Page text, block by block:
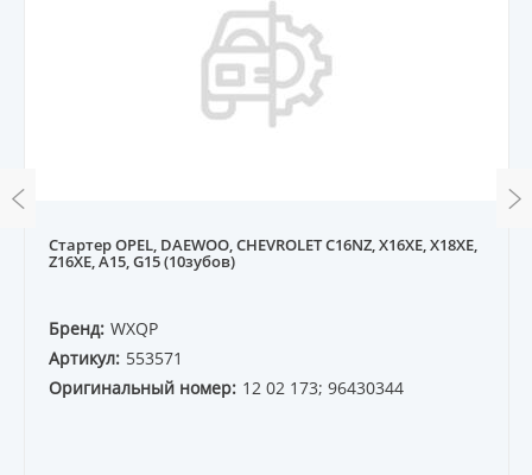
Стартер OPEL, DAEWOO, CHEVROLET C16NZ, X16XE, X18XE,
Z16XE, A15, G15 (10зубов)
Бренд: WXQP
Артикул: 553571
Оригинальный номер: 12 02 173; 96430344